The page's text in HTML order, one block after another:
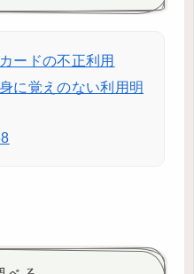
ードの不正利用
に覚えのない利用明